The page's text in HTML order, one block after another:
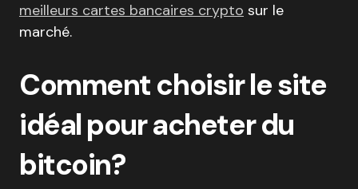
meilleurs cartes bancaires crypto sur le
marché.
Comment choisir le site
idéal pour acheter du
bitcoin?